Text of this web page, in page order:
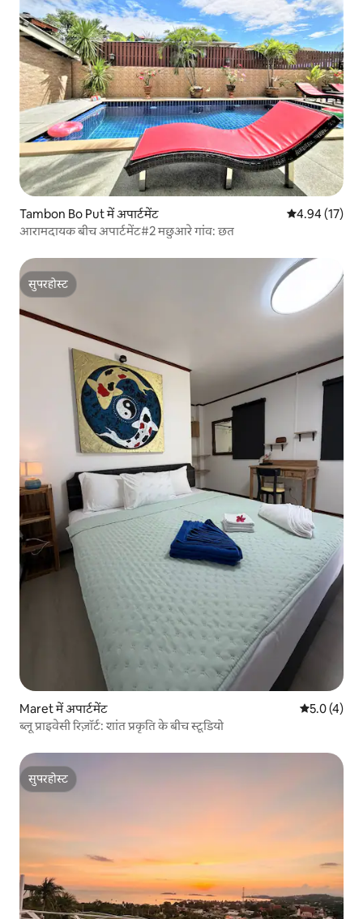
Tambon Bo Put में अपार्टमेंट औसत रेटिंग 5 में
4.94 (17)
आरामदायक बीच अपार्टमेंट#2 मछुआरे गांव: छत
सुपरहोस्ट
सुपरहोस्ट
Maret में अपार्टमेंट औसत रेटिंग 5
5.0 (4)
ब्लू प्राइवेसी रिज़ॉर्ट: शांत प्रकृति के बीच स्टूडियो
सुपरहोस्ट
सुपरहोस्ट